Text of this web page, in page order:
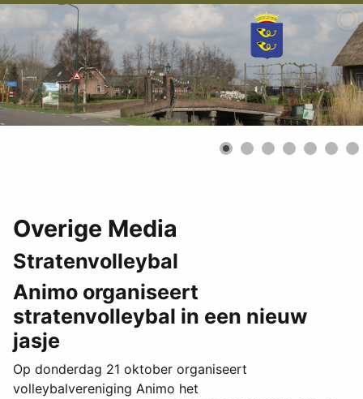
Overige Media
Stratenvolleybal
Animo organiseert
stratenvolleybal in een nieuw
jasje
Op donderdag 21 oktober organiseert
volleybalvereniging Animo het